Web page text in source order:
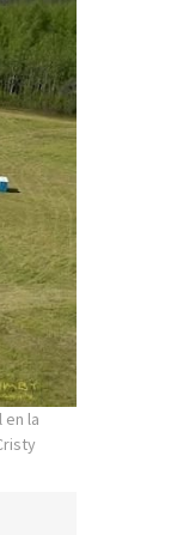
la